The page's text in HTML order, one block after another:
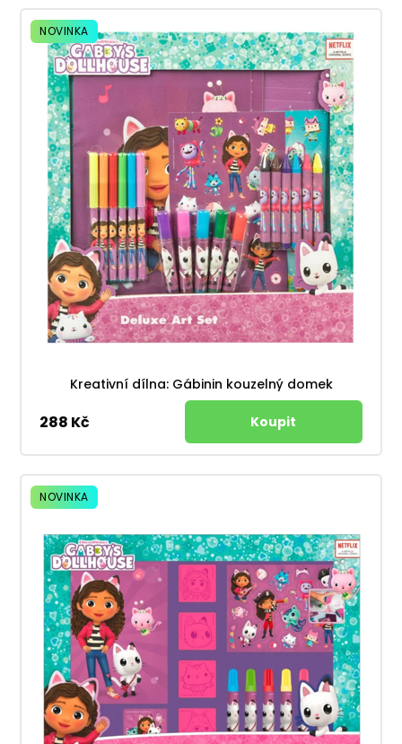
NOVINKA
Kreativní dílna: Gábinin kouzelný domek
288 Kč
NOVINKA